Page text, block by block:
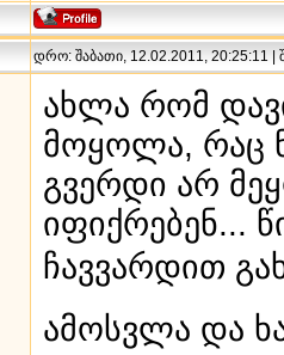
დრო: შაბათი, 12.02.2011, 20:25:11 |
ახლა რომ
მოყოლა, რაც
გვერდი არ
იფიქრებენ...
ჩავვარდით
ამოსვლა და